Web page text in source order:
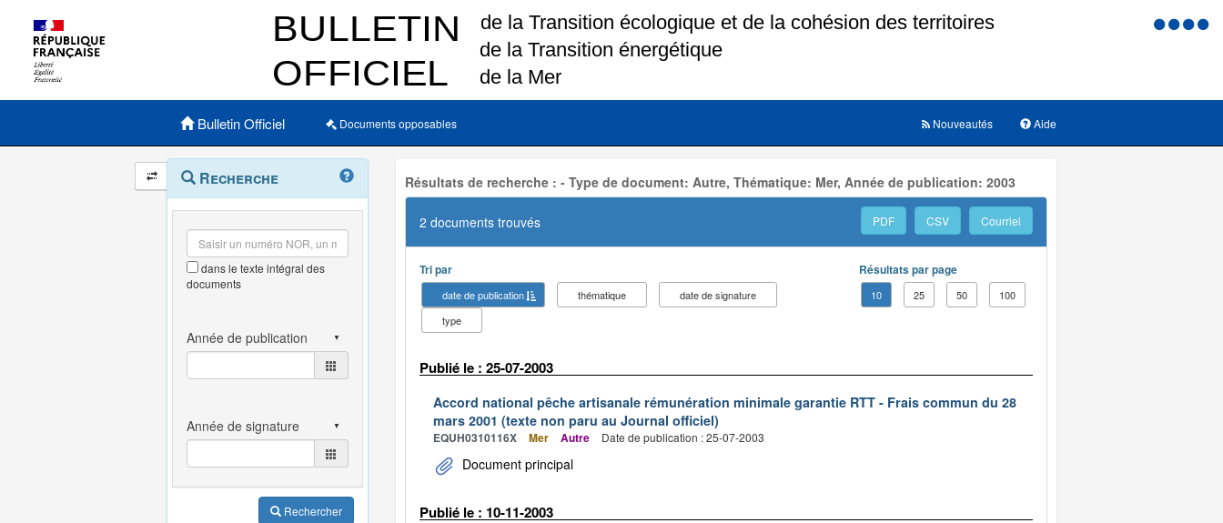
Menu
Menu principal
Bulletin Officiel Documents opposables Aide
Nouveautés
Navigation
et
outils
annexes
Menu
contextuel
Recherche
dans le texte intégral des
documents
Rechercher
Résultats de recherche : - Type de document: Autre, Thématique: Mer, Année de publication: 2003
2 documents trouvés PDF CSV Courriel
Tri par
date de publication thématique
date de signature
type
Résultats par page
10 25 50 100
Publié le : 25-07-2003
Accord national pêche artisanale rémunération minimale garantie RTT - Frais commun du 28
mars 2001 (texte non paru au Journal officiel)
EQUH0310116X Mer Autre Date de publication : 25-07-2003
Document principal
Publié le : 10-11-2003